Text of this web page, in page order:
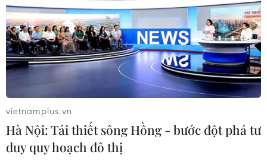
vietnamplus.vn
Hà Nội: Tái thiết sông Hồng - bước đột phá tư
duy quy hoạch đô thị